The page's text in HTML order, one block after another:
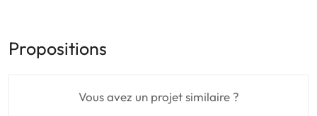
Propositions
Vous avez un projet similaire ?